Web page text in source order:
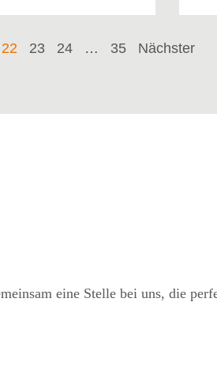
22 23 24 … 35 Nächster
eine Stelle bei uns, die